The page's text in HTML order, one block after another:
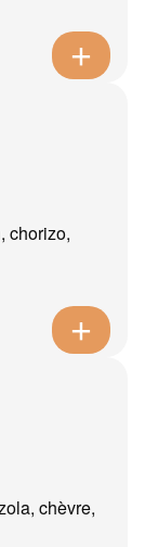
chorizo,
chèvre,